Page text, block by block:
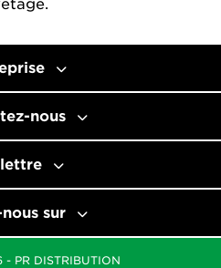
nous
sur
PR DISTRIBUTION